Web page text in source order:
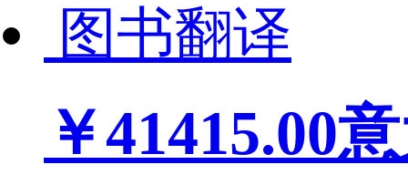
图书翻译
￥41415.00